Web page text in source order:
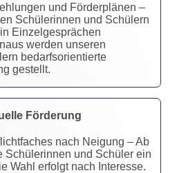
und Förderplänen –
Schülerinnen und Schülern
Einzelgesprächen
werden unseren
bedarfsorientierte
gestellt.
Förderung
nach Neigung – Ab
Schülerinnen und Schüler ein
Wahl erfolgt nach Interesse.